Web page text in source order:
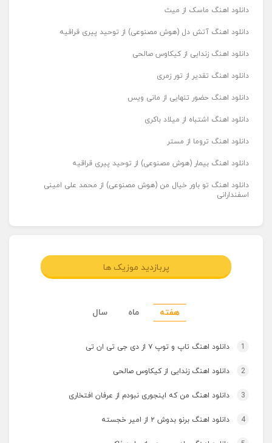
دانلود اهنگ ماسک از میث
دانلود اهنگ آتش دل (هوش مصنوعی) از توحید پیری قراقیه
دانلود اهنگ زندایی از کیکاوس صالحی
دانلود اهنگ تقدیر از تور زمری
دانلود اهنگ حضور تنهایی از مانی ویس
دانلود اهنگ اشتباه از میلاد باکری
دانلود اهنگ تروما از مستر
دانلود اهنگ بیمار (هوش مصنوعی) از توحید پیری قراقیه
دانلود اهنگ تو باور خیال من (هوش مصنوعی) از محمد علی امینی
اسفندارانی
پربازدید موزیک ها
هفته ماه سال
1 دانلود اهنگ تاپ و توپ ۷ از دی جی تی ان تی
2 دانلود اهنگ زندایی از کیکاوس صالحی
3 دانلود اهنگ من که اینجوری نبودم از عرفان افتخاری
4 دانلود اهنگ برنو بدوش ۲ از امیر خجسته